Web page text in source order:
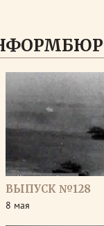
ВЫПУСК №128
8 мая